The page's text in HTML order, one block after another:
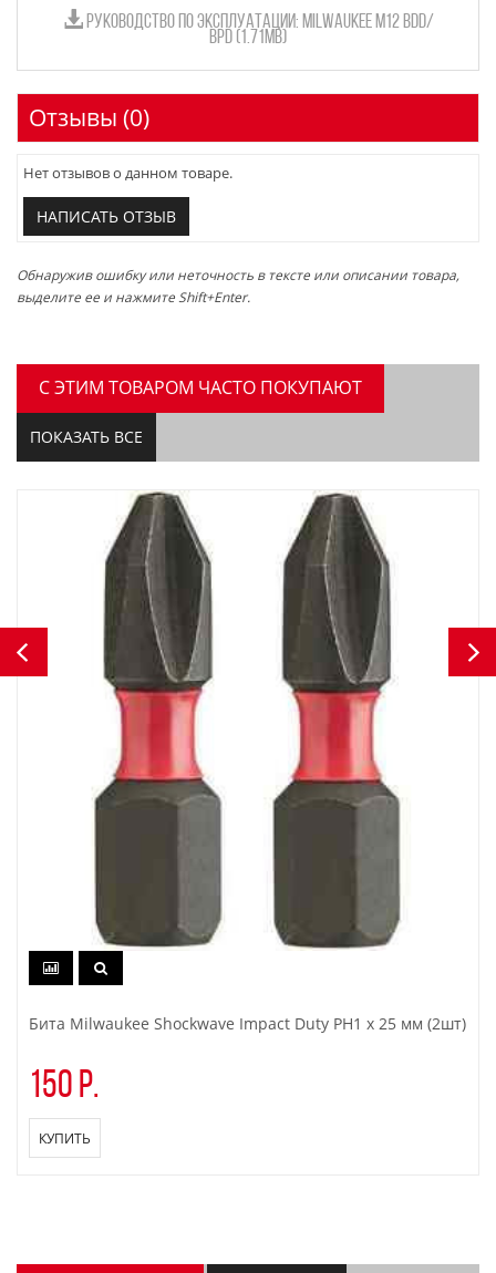
РУКОВОДСТВО ПО ЭКСПЛУАТАЦИИ: MILWAUKEE M12 BDD/
BPD (1.71MB)
Отзывы (0)
Нет отзывов о данном товаре.
НАПИСАТЬ ОТЗЫВ
Обнаружив ошибку или неточность в тексте или описании товара,
выделите ее и нажмите Shift+Enter.
C ЭТИМ ТОВАРОМ ЧАСТО ПОКУПАЮТ
ПОКАЗАТЬ ВСЕ
Бита Milwaukee Shockwave Impact Duty PH1 x 25 мм (2шт)
150 р.
КУПИТЬ